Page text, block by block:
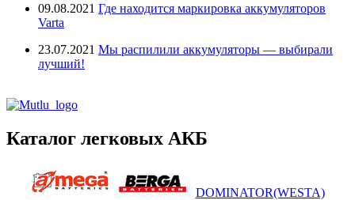
09.08.2021 Где находится маркировка аккумуляторов
Varta
23.07.2021 Мы распилили аккумуляторы — выбирали
лучший!
Каталог легковых АКБ
DOMINATOR(WESTA)